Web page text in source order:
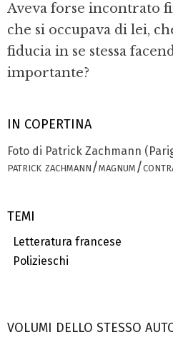
IN COPERTINA
Foto di Patrick Zachmann
patrick zachmann/magnum/
TEMI
Letteratura francese
Polizieschi
Aveva forse incontrato
che si occupava di lei,
fiducia in se stessa
importante?
VOLUMI DELLO STESSO